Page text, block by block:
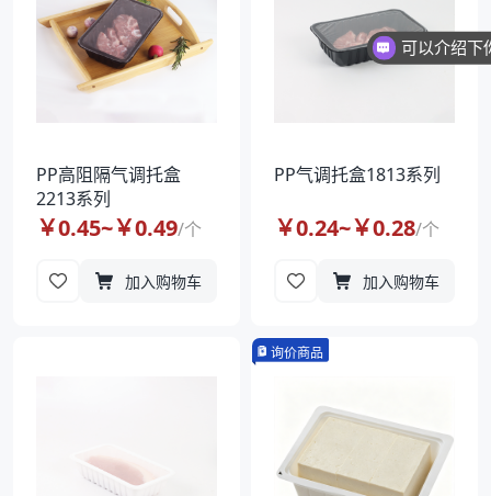
PP高阻隔气调托盒
2213系列
￥0.45~￥0.49/个
加入购物车
PP气调托盒1813系列
￥0.24~￥0.28/个
加入购物车
询价商品